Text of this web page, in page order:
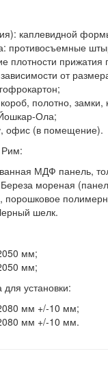
каплевидной
противосъемные
плотности прижатия
от
полотно,
Ола;
офис (в помещение).
Рим:
МДФ панель,
Береза мореная
порошковое
шелк.
мм;
мм;
установки:
мм +/-10 мм;
мм +/-10 мм.